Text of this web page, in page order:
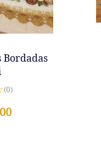
Bordadas
(0)